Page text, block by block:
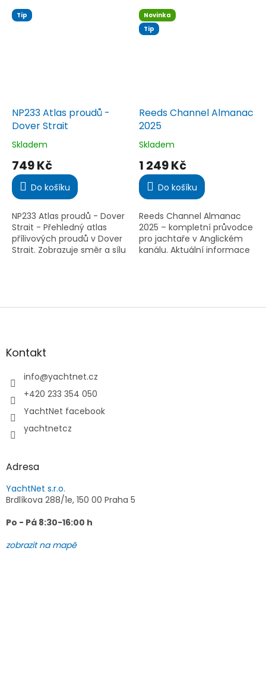
Tip
NP233 Atlas proudů -
Dover Strait
Průměrné
hodnocení
produktu
je
5,0
5
hvězdiček.
Skladem
749 Kč
Do košíku
NP233 Atlas proudů - Dover
Strait - Přehledný atlas
přílivových proudů v Dover
Strait. Zobrazuje směr a sílu
Novinka
Tip
Reeds Channel Almanac
2025
Průměrné
hodnocení
produktu
je
5,0
5
hvězdiček.
Skladem
1 249 Kč
Do košíku
Reeds Channel Almanac
2025 – kompletní průvodce
pro jachtaře v Anglickém
kanálu. Aktuální informace
Z
aKontakt
info@yachtnet.cz
+420 233 354 050
YachtNet facebook
yachtnetcz
Adresa
YachtNet s.r.o.
Brdlíkova 288/1e, 150 00 Praha 5
Po - Pá 8:30-16:00 h
zobrazit na mapě